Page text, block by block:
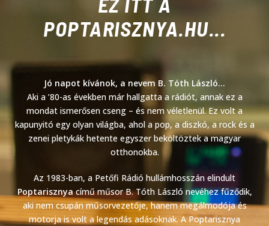
POPTARISZNYA.HU...
Jó napot kívánok, a nevem B. Tóth László…
Aki a ’80-as években már hallgatta a rádiót, annak ez a
mondat ismerősen cseng – és nem véletlenül. Ez volt a
kapunyitó egy olyan világba, ahol a pop, a diszkó, a rock és a
zenei pletykák hetente egyszer beköltöztek a magyar
otthonokba.
Az 1983-ban, a Petőfi Rádió hullámhosszán elindult
Poptarisznyacímű műsor B. Tóth László nevéhez fűződik,
aki nem csupán műsorvezetője, hanem megálmodója és
motorja is volt a legendás adásoknak. A Poptarisznya